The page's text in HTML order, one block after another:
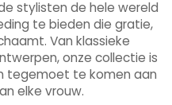
stylisten de hele wereld
te bieden die gratie,
Van klassieke
onze collectie is
tegemoet te komen aan
elke vrouw.